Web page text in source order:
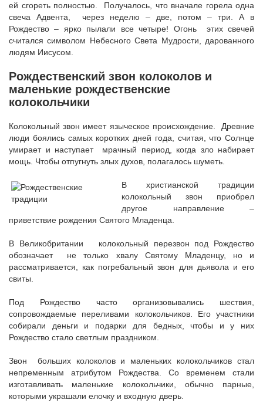
ей сгореть полностью. Получалось, что вначале горела одна
свеча Адвента, через неделю – две, потом – три. А в
Рождество – ярко пылали все четыре! Огонь этих свечей
считался символом Небесного Света Мудрости, дарованного
людям Иисусом.
Рождественский звон колоколов и
маленькие рождественские
колокольчики
Колокольный звон имеет языческое происхождение. Древние
люди боялись самых коротких дней года, считая, что Солнце
умирает и наступает мрачный период, когда зло набирает
мощь. Чтобы отпугнуть злых духов, полагалось шуметь.
В христианской традиции
колокольный звон приобрел
другое направление –
приветствие рождения Святого Младенца.
В Великобритании колокольный перезвон под Рождество
обозначает не только хвалу Святому Младенцу, но и
рассматривается, как погребальный звон для дьявола и его
свиты.
Под Рождество часто организовывались шествия,
сопровождаемые переливами колокольчиков. Его участники
собирали деньги и подарки для бедных, чтобы и у них
Рождество стало светлым праздником.
Звон больших колоколов и маленьких колокольчиков стал
непременным атрибутом Рождества. Со временем стали
изготавливать маленькие колокольчики, обычно парные,
которыми украшали елочку и входную дверь.